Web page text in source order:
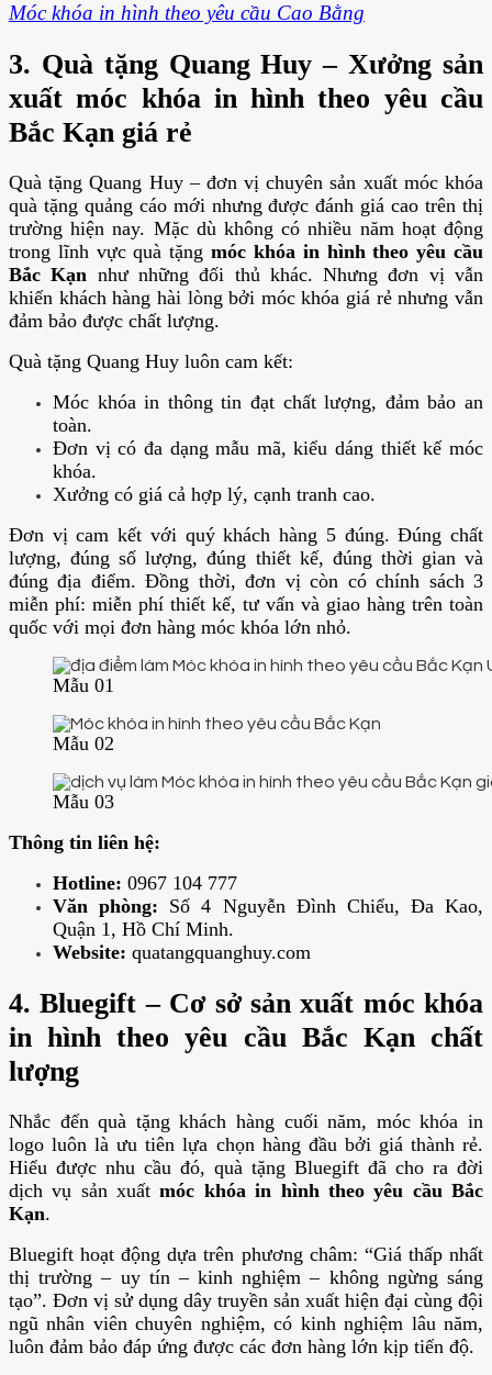
Móc khóa in hình theo yêu cầu Cao Bằng
3. Quà tặng Quang Huy – Xưởng sản
xuất móc khóa in hình theo yêu cầu
Bắc Kạn giá rẻ
Quà tặng Quang Huy – đơn vị chuyên sản xuất móc khóa
quà tặng quảng cáo mới nhưng được đánh giá cao trên thị
trường hiện nay. Mặc dù không có nhiều năm hoạt động
trong lĩnh vực quà tặngmóc khóa in hình theo yêu cầu
Bắc Kạn như những đối thủ khác. Nhưng đơn vị vẫn
khiến khách hàng hài lòng bởi móc khóa giá rẻ nhưng vẫn
đảm bảo được chất lượng.
Quà tặng Quang Huy luôn cam kết:
Móc khóa in thông tin đạt chất lượng, đảm bảo an
toàn.
Đơn vị có đa dạng mẫu mã, kiểu dáng thiết kế móc
khóa.
Xưởng có giá cả hợp lý, cạnh tranh cao.
Đơn vị cam kết với quý khách hàng 5 đúng. Đúng chất
lượng, đúng số lượng, đúng thiết kế, đúng thời gian và
đúng địa điểm. Đồng thời, đơn vị còn có chính sách 3
miễn phí: miễn phí thiết kế, tư vấn và giao hàng trên toàn
quốc với mọi đơn hàng móc khóa lớn nhỏ.
Mẫu 01
Mẫu 02
Mẫu 03
Thông tin liên hệ:
Hotline: 0967 104 777
Văn phòng: Số 4 Nguyễn Đình Chiểu, Đa Kao,
Quận 1, Hồ Chí Minh.
Website: quatangquanghuy.com
4. Bluegift – Cơ sở sản xuất móc khóa
in hình theo yêu cầu Bắc Kạn chất
lượng
Nhắc đến quà tặng khách hàng cuối năm, móc khóa in
logo luôn là ưu tiên lựa chọn hàng đầu bởi giá thành rẻ.
Hiểu được nhu cầu đó, quà tặng Bluegift đã cho ra đời
dịch vụ sản xuấtmóc khóa in hình theo yêu cầu Bắc
Kạn.
Bluegift hoạt động dựa trên phương châm: “Giá thấp nhất
thị trường – uy tín – kinh nghiệm – không ngừng sáng
tạo”. Đơn vị sử dụng dây truyền sản xuất hiện đại cùng đội
ngũ nhân viên chuyên nghiệm, có kinh nghiệm lâu năm,
luôn đảm bảo đáp ứng được các đơn hàng lớn kịp tiến độ.